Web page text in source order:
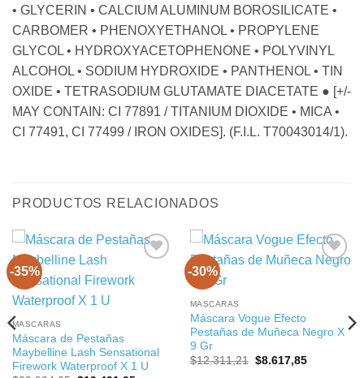
• GLYCERIN • CALCIUM ALUMINUM BOROSILICATE •
CARBOMER • PHENOXYETHANOL • PROPYLENE
GLYCOL • HYDROXYACETOPHENONE • POLYVINYL
ALCOHOL • SODIUM HYDROXIDE • PANTHENOL • TIN
OXIDE • TETRASODIUM GLUTAMATE DIACETATE ● [+/-
MAY CONTAIN: CI 77891 / TITANIUM DIOXIDE • MICA •
CI 77491, CI 77499 / IRON OXIDES]. (F.I.L. T70043014/1).
PRODUCTOS RELACIONADOS
-35%
MASCARAS
Máscara de Pestañas
Maybelline Lash Sensational
Firework Waterproof X 1 U
-30%
MASCARAS
Máscara Vogue Efecto
Pestañas de Muñeca Negro X
9 Gr
$12.311,21 El
$8.617,85El